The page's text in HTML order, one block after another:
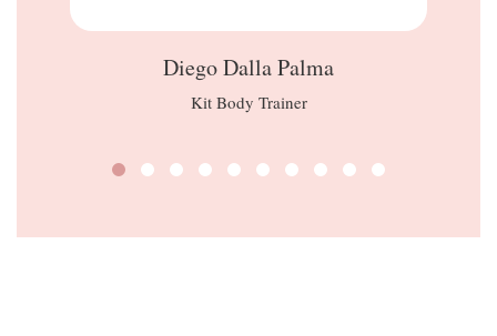
Diego Dalla Palma
Kit Body Trainer